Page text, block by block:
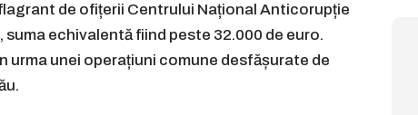
de ofițerii Centrului Național Anticorupție
suma echivalentă fiind peste 32.000 de euro.
urma unei operațiuni comune desfășurate de